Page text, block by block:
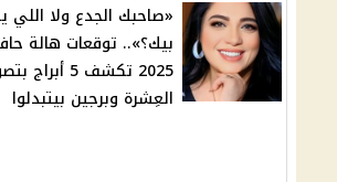
«صاحبك الجدع ولا اللي
بيك؟».. توقعات هالة
2025 تكشف 5
العِشرة وبرجين بيتبدلوا